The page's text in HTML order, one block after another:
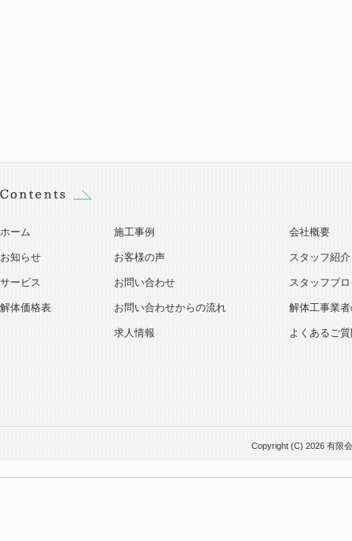
ホーム
お知らせ
サービス
解体価格表
施工事例
お客様の声
お問い合わせ
お問い合わせからの流れ
求人情報
会社概要
スタッフ紹介
スタッフブ
解体工事業
よくあるご
Copyright (C) 2026 有限